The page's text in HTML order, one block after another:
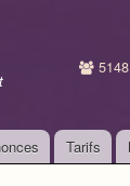
5148
Tarifs